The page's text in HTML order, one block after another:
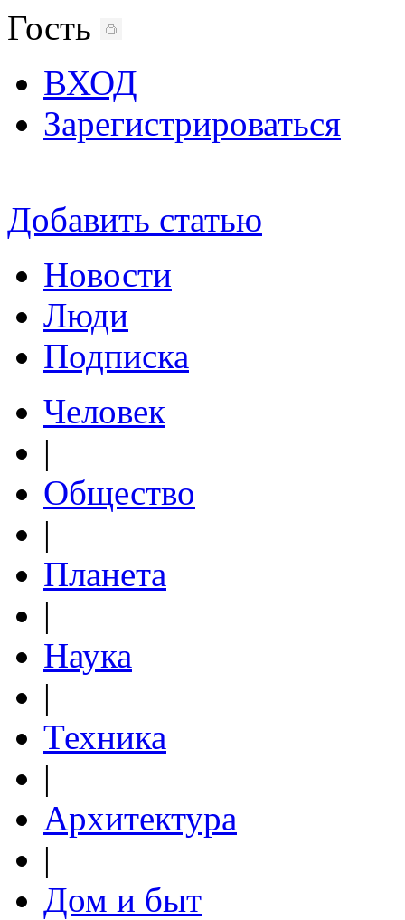
Гость
ВХОД
Зарегистрироваться
Добавить статью
Новости
Люди
Подписка
Человек
|
Общество
|
Планета
|
Наука
|
Техника
|
Архитектура
|
Дом и быт